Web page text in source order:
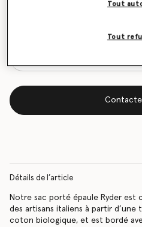
Me prévenir lors du retour en
Détails de l’article
Notre sac porté épaule Ryder est
des artisans italiens à partir d’une
coton biologique, et est bordé
Tout
Tout